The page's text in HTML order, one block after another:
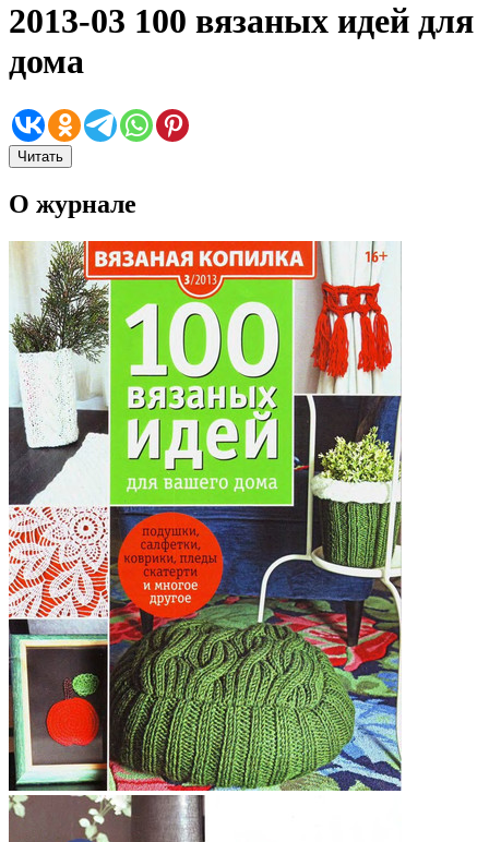
2013-03 100 вязаных идей для
дома
Читать
О журнале